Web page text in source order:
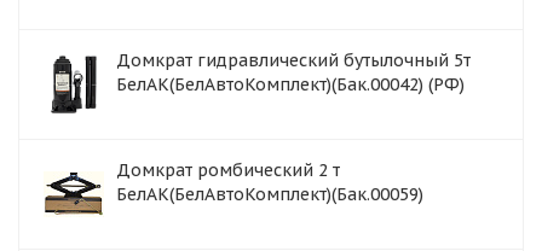
Домкрат гидравлический бутылочный 5т
БелАК(БелАвтоКомплект)(Бак.00042) (РФ)
Домкрат ромбический 2 т
БелАК(БелАвтоКомплект)(Бак.00059)